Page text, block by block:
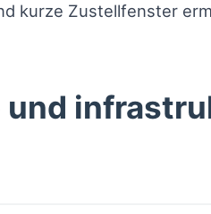
kurze Zustellfenster